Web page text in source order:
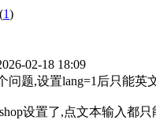
(1)
02-18 18:09
问题,设置lang=1后只能英
设置了,点文本输入都只